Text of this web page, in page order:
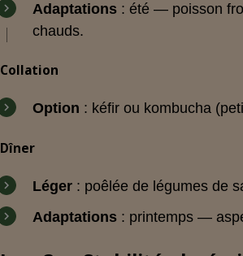
Adaptations : été — poisson
chauds.
Collation
Option : kéfir ou kombucha
Dîner
Léger : poêlée de légumes de
Adaptations : printemps —